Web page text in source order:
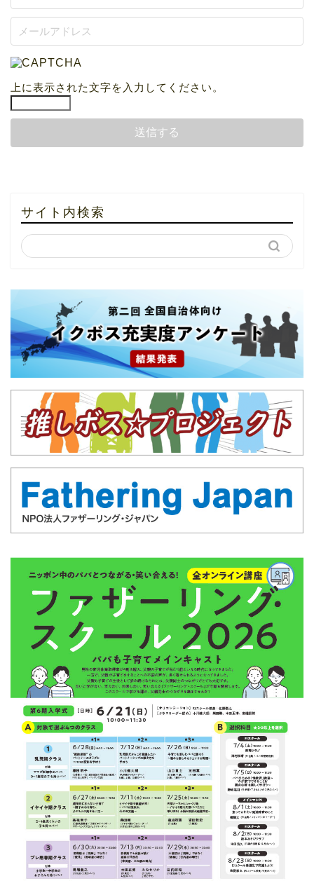
上に表示された文字を入力してください。
サイト内検索